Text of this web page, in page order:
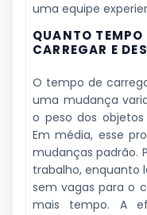
uma equipe
QUANTO TEMPO
CARREGAR E
O tempo de
uma mudança
o peso dos
Em média, esse
mudanças padrão.
trabalho, enquanto
sem vagas para o
mais tempo. A